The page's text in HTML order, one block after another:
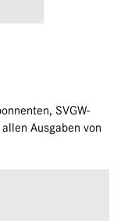
SVGW-
Ausgaben von